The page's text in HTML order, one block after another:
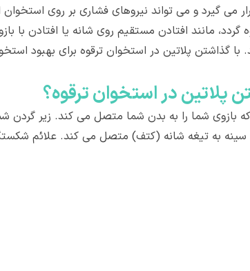
گیرد و می تواند نیروهای فشاری بر روی استخوان
مانند افتادن مستقیم روی شانه یا افتادن با
با گذاشتن پلاتین در استخوان ترقوه برای بهبود
پلاتین در استخوان ترقوه؟
بازوی شما را به بدن شما متصل می کند. زیر
به تیغه شانه (کتف) متصل می کند. علائم